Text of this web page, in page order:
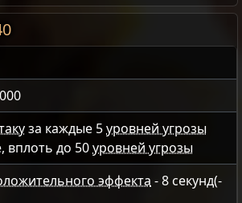
за каждые 5уровней угрозы
вплоть до 50уровней угрозы
эффекта -8секунд(-